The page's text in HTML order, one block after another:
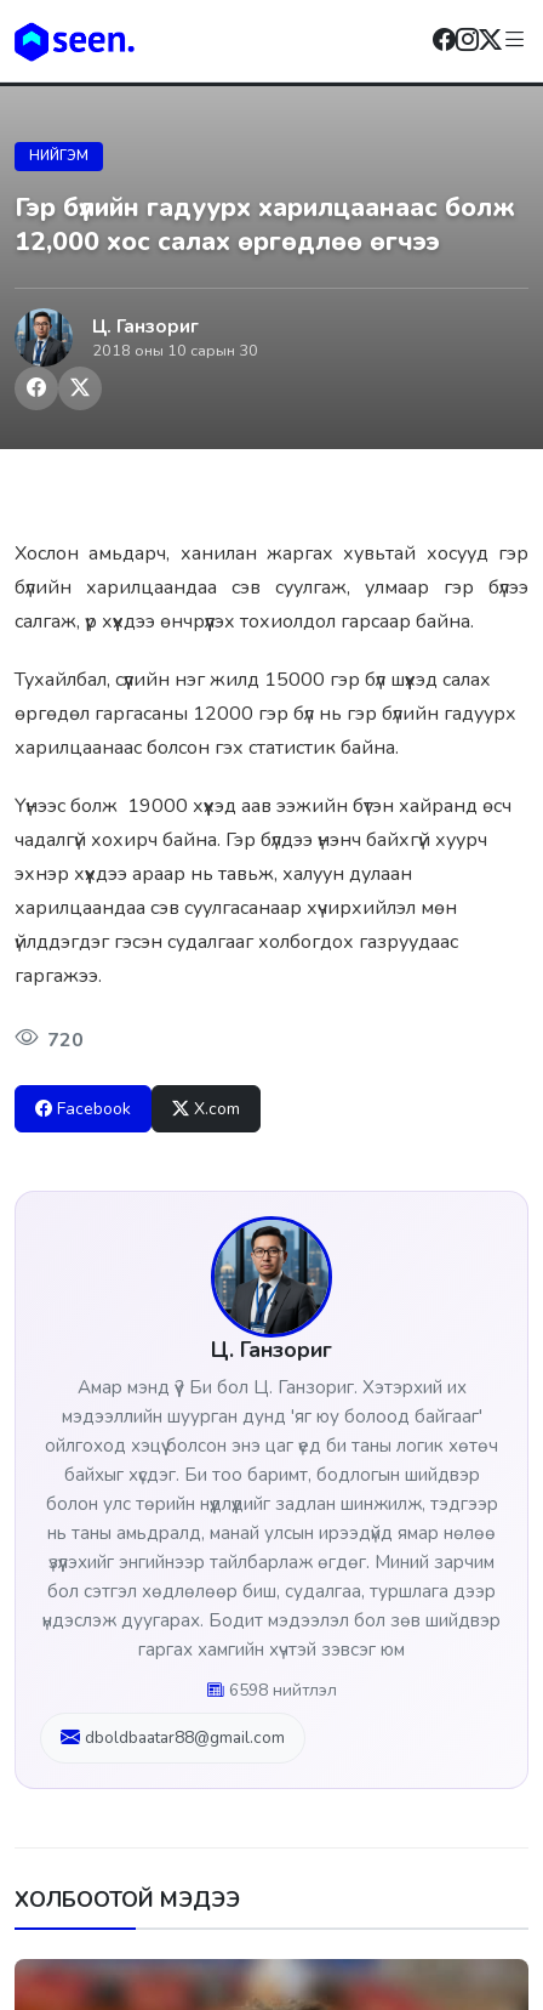
НИЙГЭМ
Гэр бүлийн гадуурх харилцаанаас болж
12,000 хос салах өргөдлөө өгчээ
Ц. Ганзориг
2018 оны 10 сарын 30
Хослон амьдарч, ханилан жаргах хувьтай хосууд гэр
бүлийн харилцаандаа сэв суулгаж, улмаар гэр бүлээ
салгаж, үр хүүхдээ өнчрүүлэх тохиолдол гарсаар байна.
Тухайлбал, сүүлийн нэг жилд 15000 гэр бүл шүүхэд салах
өргөдөл гаргасаны 12000 гэр бүл нь гэр бүлийн гадуурх
харилцаанаас болсон гэх статистик байна.
Үүнээс болж 19000 хүүхэд аав ээжийн бүтэн хайранд өсч
чадалгүй хохирч байна. Гэр бүлдээ үнэнч байхгүй хуурч
эхнэр хүүхдээ араар нь тавьж, халуун дулаан
харилцаандаа сэв суулгасанаар хүчирхийлэл мөн
үйлддэгдэг гэсэн судалгааг холбогдох газруудаас
гаргажээ.
720
Facebook X.com
Ц. Ганзориг
Амар мэнд үү? Би бол Ц. Ганзориг. Хэтэрхий их
мэдээллийн шуурган дунд 'яг юу болоод байгааг'
ойлгоход хэцүү болсон энэ цаг үед би таны логик хөтөч
байхыг хүсдэг. Би тоо баримт, бодлогын шийдвэр
болон улс төрийн нүүдлүүдийг задлан шинжилж, тэдгээр
нь таны амьдралд, манай улсын ирээдүйд ямар нөлөө
үзүүлэхийг энгийнээр тайлбарлаж өгдөг. Миний зарчим
бол сэтгэл хөдлөлөөр биш, судалгаа, туршлага дээр
үндэслэж дуугарах. Бодит мэдээлэл бол зөв шийдвэр
гаргах хамгийн хүчтэй зэвсэг юм
6598 нийтлэл
dboldbaatar88@gmail.com
ХОЛБООТОЙ МЭДЭЭ